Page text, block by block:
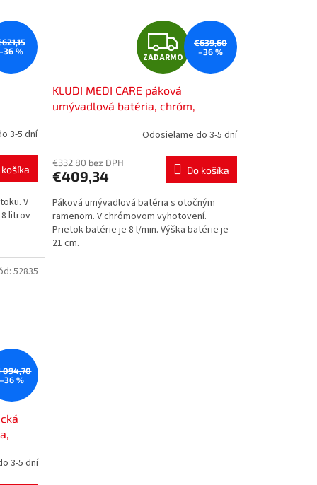
%
3-5 dní
košíka
V
litrov
Z
A
D
A
R
M
O
ZADARMO
€639,60
–36 %
KLUDI MEDI CARE páková
umývadlová batéria, chróm,
Odosielame do 3-5 dní
€332,80 bez DPH
€409,34 Do košíka
Páková umývadlová batéria s otočným
ramenom. V chrómovom vyhotovení.
Prietok batérie je 8 l/min. Výška batérie je
21 cm.
094,70
–36 %
3-5 dní
52835